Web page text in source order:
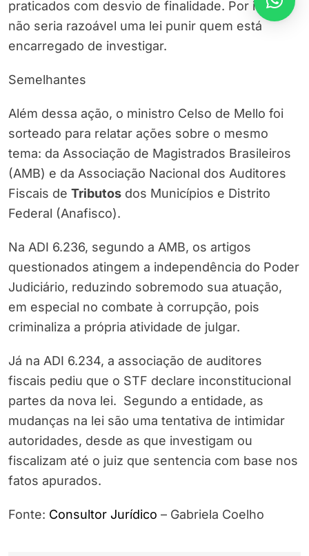
praticados com desvio de finalidade. Por isso,
não seria razoável uma lei punir quem está
encarregado de investigar.
Semelhantes
Além dessa ação, o ministro Celso de Mello foi
sorteado para relatar ações sobre o mesmo
tema: da Associação de Magistrados Brasileiros
(AMB) e da Associação Nacional dos Auditores
Fiscais de Tributos dos Municípios e Distrito
Federal (Anafisco).
Na ADI 6.236, segundo a AMB, os artigos
questionados atingem a independência do Poder
Judiciário, reduzindo sobremodo sua atuação,
em especial no combate à corrupção, pois
criminaliza a própria atividade de julgar.
Já na ADI 6.234, a associação de auditores
fiscais pediu que o STF declare inconstitucional
partes da nova lei. Segundo a entidade, as
mudanças na lei são uma tentativa de intimidar
autoridades, desde as que investigam ou
fiscalizam até o juiz que sentencia com base nos
fatos apurados.
Fonte: Consultor Jurídico – Gabriela Coelho